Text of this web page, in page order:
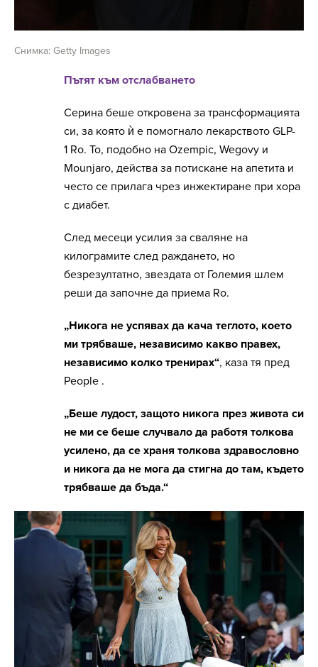
Снимка: Getty Images
Пътят към отслабването
Серина беше откровена за трансформацията
си, за която ѝ е помогнало лекарството GLP-
1 Ro. То, подобно на Ozempic, Wegovy и
Mounjaro, действа за потискане на апетита и
често се прилага чрез инжектиране при хора
с диабет.
След месеци усилия за сваляне на
килограмите след раждането, но
безрезултатно, звездата от Големия шлем
реши да започне да приема Ro.
„Никога не успявах да кача теглото, което
ми трябваше, независимо какво правех,
независимо колко тренирах“, каза тя пред
People .
„Беше лудост, защото никога през живота си
не ми се беше случвало да работя толкова
усилено, да се храня толкова здравословно
и никога да не мога да стигна до там, където
трябваше да бъда.“